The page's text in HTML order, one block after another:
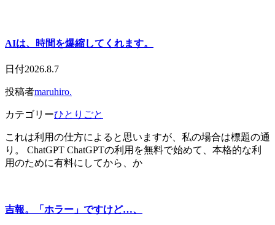
AIは、時間を爆縮してくれます。
日付2026.8.7
投稿者maruhiro.
カテゴリーひとりごと
これは利用の仕方によると思いますが、私の場合は標題の通
り。 ChatGPT ChatGPTの利用を無料で始めて、本格的な利
用のために有料にしてから、か
吉報。「ホラー」ですけど…、